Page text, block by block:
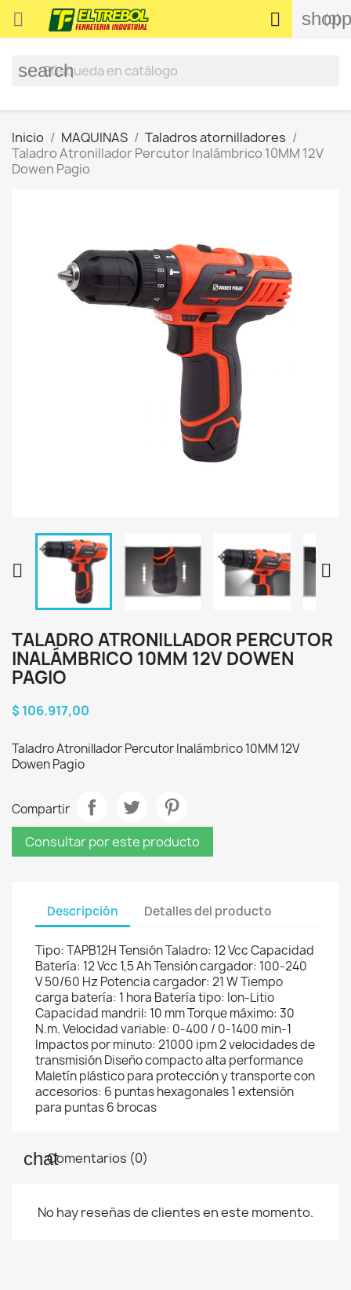
 (0)

search
Inicio MAQUINAS
Taladros atornilladores
Taladro Atronillador Percutor Inalámbrico 10MM 12V
Dowen Pagio
 
TALADRO ATRONILLADOR PERCUTOR
INALÁMBRICO 10MM 12V DOWEN
PAGIO
$ 106.917,00
Taladro Atronillador Percutor Inalámbrico 10MM 12V
Dowen Pagio
Compartir
Consultar por este producto
Descripción Detalles del producto
Tipo: TAPB12H Tensión Taladro: 12 Vcc Capacidad
Batería: 12 Vcc 1,5 Ah Tensión cargador: 100-240
V 50/60 Hz Potencia cargador: 21 W Tiempo
carga batería: 1 hora Batería tipo: Ion-Litio
Capacidad mandril: 10 mm Torque máximo: 30
N.m. Velocidad variable: 0-400 / 0-1400 min-1
Impactos por minuto: 21000 ipm 2 velocidades de
transmisión Diseño compacto alta performance
Maletín plástico para protección y transporte con
accesorios: 6 puntas hexagonales 1 extensión
para puntas 6 brocas
Comentarios (0)
No hay reseñas de clientes en este momento.